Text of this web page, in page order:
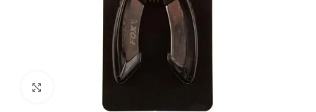
Cliquez pour agrandir